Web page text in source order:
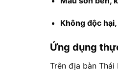
Không độc hại,
Ứng dụng
Trên địa bàn Thái